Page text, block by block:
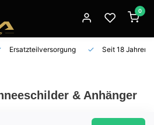
0
Ersatzteilversorgung Seit 18 Jahren
& Anhänger